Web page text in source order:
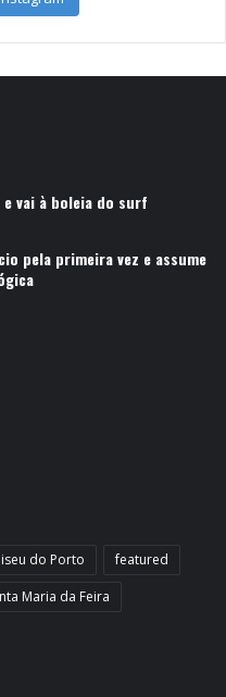
e vai à boleia do surf
pela primeira vez e assume
do Porto
featured
Maria da Feira